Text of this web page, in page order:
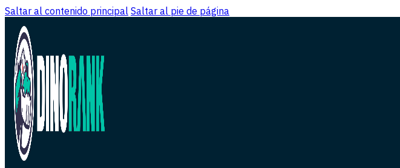
Saltar al contenido principal Saltar al pie de página